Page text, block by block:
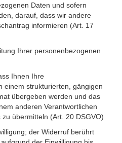
Daten und sofern
darauf, dass wir andere
informieren (Art. 17
Ihrer personenbezogenen
Ihnen Ihre
einem strukturierten, gängigen
übergeben werden und das
anderen Verantwortlichen
übermitteln (Art. 20 DSGVO)
der Widerruf berührt